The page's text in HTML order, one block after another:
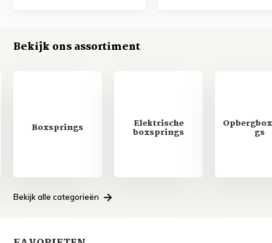
Bekijk ons assortiment
Bekijk alle categorieën
Boxsprings Elektrische
boxsprings gs